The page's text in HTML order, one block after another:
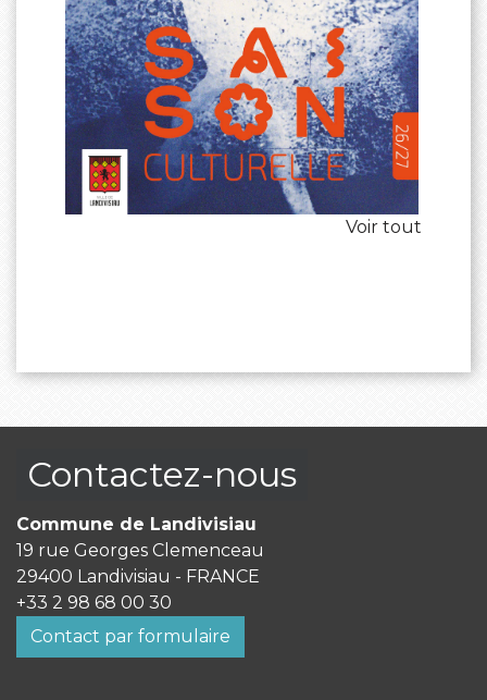
Voir tout
Contactez-nous
Commune de Landivisiau
19 rue Georges Clemenceau
29400 Landivisiau - FRANCE
+33 2 98 68 00 30
Contact par formulaire